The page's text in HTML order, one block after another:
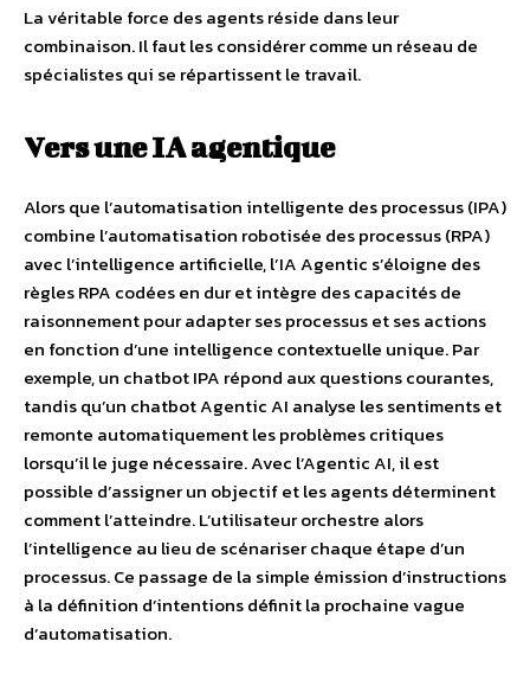
La véritable force des agents réside dans leur
combinaison. Il faut les considérer comme un réseau de
spécialistes qui se répartissent le travail.
Vers une IA agentique
Alors que l’automatisation intelligente des processus (IPA)
combine l’automatisation robotisée des processus (RPA)
avec l’intelligence artificielle, l’IA Agentic s’éloigne des
règles RPA codées en dur et intègre des capacités de
raisonnement pour adapter ses processus et ses actions
en fonction d’une intelligence contextuelle unique. Par
exemple, un chatbot IPA répond aux questions courantes,
tandis qu’un chatbot Agentic AI analyse les sentiments et
remonte automatiquement les problèmes critiques
lorsqu’il le juge nécessaire. Avec l’Agentic AI, il est
possible d’assigner un objectif et les agents déterminent
comment l’atteindre. L’utilisateur orchestre alors
l’intelligence au lieu de scénariser chaque étape d’un
processus. Ce passage de la simple émission d’instructions
à la définition d’intentions définit la prochaine vague
d’automatisation.